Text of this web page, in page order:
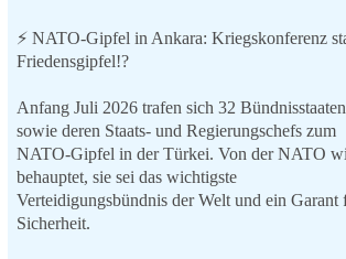
⚡️ NATO-Gipfel in Ankara: Kriegskonferenz
Friedensgipfel!?
Anfang Juli 2026 trafen sich 32 Bündnisstaaten
sowie deren Staats- und Regierungschefs zum
NATO-Gipfel in der Türkei. Von der NATO
behauptet, sie sei das wichtigste
Verteidigungsbündnis der Welt und ein Garant
Sicherheit.